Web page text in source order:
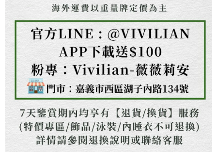
４．使用「AFTEE先享後付」時，將依據個別帳號之用戶狀況，依本公司即
時審查核予不同之上限額度；若仍有額度不足之情形，本公司將視審查結果
請求用戶進行身份認證。
５．嚴禁一人註冊多個帳號或使用他人資訊註冊。若發現惡意使用之情形，
恩沛科技股份有限公司將有權停止該用戶之使用額度並採取法律行動。